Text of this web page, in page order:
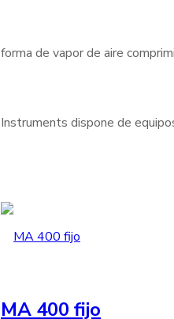
forma de vapor de aire
Instruments dispone de
MA 400 fijo